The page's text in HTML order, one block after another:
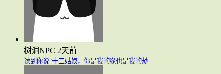
树洞NPC 2天前
读到你说"十三姑娘，你是我的缘也是我的劫...